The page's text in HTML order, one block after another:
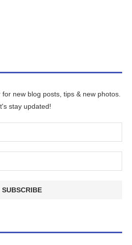
new blog posts, tips & new photos.
stay updated!